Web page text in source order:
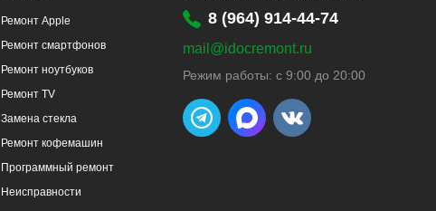
Ремонт Apple
Ремонт смартфонов
Ремонт ноутбуков
Ремонт TV
Замена стекла
Ремонт кофемашин
Программный ремонт
Неисправности
8 (964) 914-44-74
mail@idocremont.ru
Режим работы: с 9:00 до 20:00